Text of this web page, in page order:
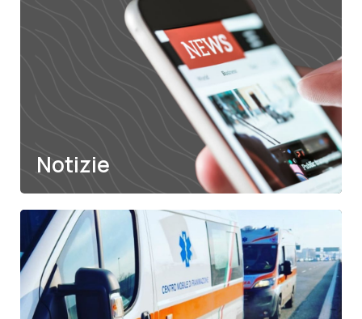
Notizie